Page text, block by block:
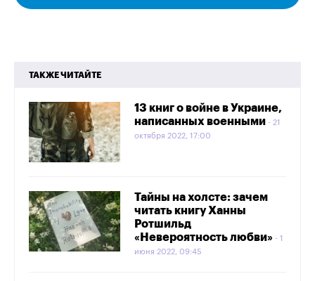
ТАКЖЕ ЧИТАЙТЕ
13 книг о войне в Украине,
написанных военными
21
октября 2022, 17:00
Тайны на холсте: зачем
читать книгу Ханны
Ротшильд
«Невероятность любви»
1
июня 2022, 09:45